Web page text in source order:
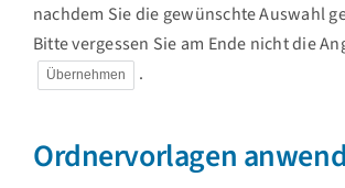
nachdem Sie die gewünschte Auswahl
Bitte vergessen Sie am Ende nicht die
Übernehmen .
Ordnervorlagen